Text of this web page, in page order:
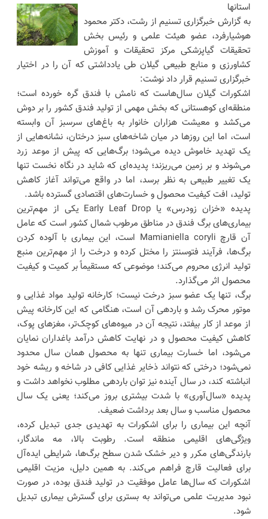
استانها
به گزارش خبرگزاری تسنیم از رشت، دکتر محمود
هوشیارفرد، عضو هیئت علمی و رئیس بخش
تحقیقات گیاپزشکی مرکز تحقیقات و آموزش
کشاورزی و منابع طبیعی گیلان طی یادداشتی که آن را در اختیار
خبرگزاری تسنیم قرار داد نوشت:
اشکورات گیلان سال‌هاست که نامش با فندق گره خورده است؛
منطقه‌ای کوهستانی که بخش مهمی از تولید فندق کشور را بر دوش
می‌کشد و معیشت هزاران خانوار به باغ‌های سرسبز آن وابسته
است، اما این روزها در میان شاخه‌های سبز درختان، نشانه‌هایی از
یک تهدید خاموش دیده می‌شود؛ برگ‌هایی که پیش از موعد زرد
می‌شوند و بر زمین می‌ریزند؛ پدیده‌ای که شاید در نگاه نخست تنها
یک تغییر طبیعی به نظر برسد، اما در واقع می‌تواند آغاز کاهش
تولید، افت کیفیت محصول و خسارت‌های اقتصادی گسترده باشد.
پدیده «خزان زودرس» یا Early Leaf Drop یکی از مهم‌ترین
بیماری‌های برگ فندق در مناطق مرطوب شمال کشور است که عامل
آن قارچ Mamianiella coryli است، این بیماری با آلوده کردن
برگ‌ها، فرآیند فتوسنتز را مختل کرده و درخت را از مهم‌ترین منبع
تولید انرژی محروم می‌کند؛ موضوعی که مستقیماً بر کمیت و کیفیت
محصول اثر می‌گذارد.
برگ، تنها یک عضو سبز درخت نیست؛ کارخانه تولید مواد غذایی و
موتور محرک رشد و باردهی آن است، هنگامی که این کارخانه پیش
از موعد از کار بیفتد، نتیجه آن در میوه‌های کوچک‌تر، مغزهای پوک،
کاهش کیفیت محصول و در نهایت کاهش درآمد باغداران نمایان
می‌شود، اما خسارت بیماری تنها به محصول همان سال محدود
نمی‌شود؛ درختی که نتواند ذخایر غذایی کافی در شاخه و ریشه خود
انباشته کند، در سال آینده نیز توان باردهی مطلوب نخواهد داشت و
پدیده «سال‌آوری» با شدت بیشتری بروز می‌کند؛ یعنی یک سال
محصول مناسب و سال بعد برداشت ضعیف.
آنچه این بیماری را برای اشکورات به تهدیدی جدی تبدیل کرده،
ویژگی‌های اقلیمی منطقه است. رطوبت بالا، مه ماندگار،
بارندگی‌های مکرر و دیر خشک شدن سطح برگ‌ها، شرایطی ایده‌آل
برای فعالیت قارچ فراهم می‌کند. به همین دلیل، مزیت اقلیمی
اشکورات که سال‌ها عامل موفقیت در تولید فندق بوده، در صورت
نبود مدیریت علمی می‌تواند به بستری برای گسترش بیماری تبدیل
شود.